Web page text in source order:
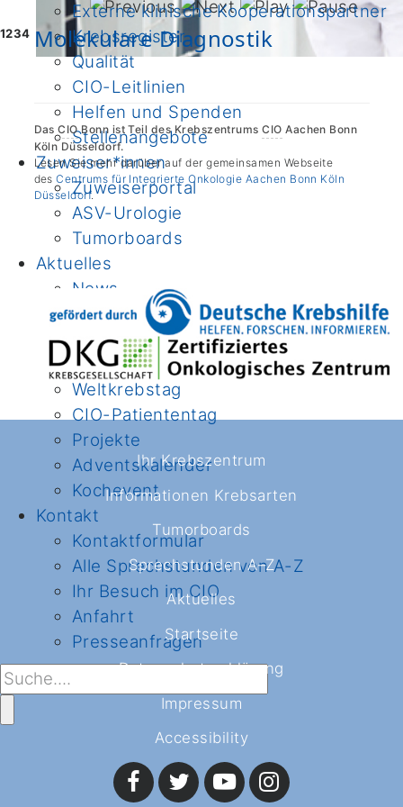
1234
Externe klinische Kooperationspartner
Krebsregister
Qualität
CIO-Leitlinien
Helfen und Spenden
Stellenangebote
Zuweiser*innen
Zuweiserportal
ASV-Urologie
Tumorboards
Aktuelles
News
Termine
In den Medien
CIO-Krebs-Informationstag
Weltkrebstag
CIO-Patiententag
Projekte
Adventskalender
Kochevent
Kontakt
Kontaktformular
Alle Sprechstunden von A-Z
Ihr Besuch im CIO
Anfahrt
Presseanfragen
Molekulare Diagnostik
DasCIOBonn ist Teil des KrebszentrumsCIO Aachen Bonn
Köln Düsseldorf.
Lesen Sie mehr darüber auf der gemeinsamen Webseite
desCentrums für Integrierte Onkologie Aachen Bonn Köln
Düsseldorf.
Ihr Krebszentrum
Informationen Krebsarten
Tumorboards
Sprechstunden A–Z
Aktuelles
Startseite
Datenschutzerklärung
Impressum
Accessibility